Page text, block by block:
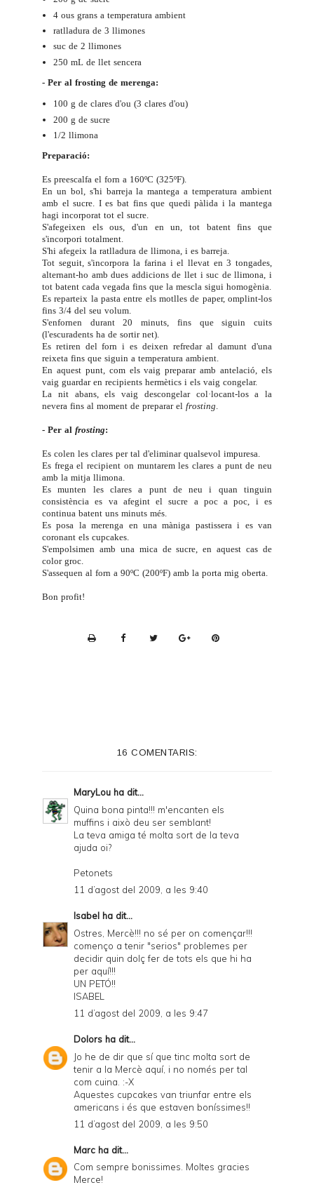
4 ous grans a temperatura ambient
ratlladura de 3 llimones
suc de 2 llimones
250 mL de llet sencera
- Per al frosting de merenga:
100 g de clares d'ou (3 clares d'ou)
200 g de sucre
1/2 llimona
Preparació:
Es preescalfa el forn a 160ºC (325ºF).
En un bol, s'hi barreja la mantega a temperatura ambient
amb el sucre. I es bat fins que quedi pàlida i la mantega
hagi incorporat tot el sucre.
S'afegeixen els ous, d'un en un, tot batent fins que
s'incorpori totalment.
S'hi afegeix la ratlladura de llimona, i es barreja.
Tot seguit, s'incorpora la farina i el llevat en 3 tongades,
alternant-ho amb dues addicions de llet i suc de llimona, i
tot batent cada vegada fins que la mescla sigui homogènia.
Es reparteix la pasta entre els motlles de paper, omplint-los
fins 3/4 del seu volum.
S'enfornen durant 20 minuts, fins que siguin cuits
(l'escuradents ha de sortir net).
Es retiren del forn i es deixen refredar al damunt d'una
reixeta fins que siguin a temperatura ambient.
En aquest punt, com els vaig preparar amb antelació, els
vaig guardar en recipients hermètics i els vaig congelar.
La nit abans, els vaig descongelar col·locant-los a la
nevera fins al moment de preparar el frosting.
- Per al frosting:
Es colen les clares per tal d'eliminar qualsevol impuresa.
Es frega el recipient on muntarem les clares a punt de neu
amb la mitja llimona.
Es munten les clares a punt de neu i quan tinguin
consistència es va afegint el sucre a poc a poc, i es
continua batent uns minuts més.
Es posa la merenga en una màniga pastissera i es van
coronant els cupcakes.
S'empolsimen amb una mica de sucre, en aquest cas de
color groc.
S'assequen al forn a 90ºC (200ºF) amb la porta mig oberta.
Bon profit!
e
d
y
a
n
P
D
F
16 COMENTARIS:
MaryLou ha dit...
Quina bona pinta!!! m'encanten els
muffins i això deu ser semblant!
La teva amiga té molta sort de la teva
ajuda oi?
Petonets
11 d’agost del 2009, a les 9:40
Isabel ha dit...
Ostres, Mercè!!! no sé per on començar!!!
començo a tenir "serios" problemes per
decidir quin dolç fer de tots els que hi ha
per aquí!!!
UN PETÓ!!
ISABEL
11 d’agost del 2009, a les 9:47
Dolors ha dit...
Jo he de dir que sí que tinc molta sort de
tenir a la Mercè aquí, i no només per tal
com cuina. :-X
Aquestes cupcakes van triunfar entre els
americans i és que estaven boníssimes!!
11 d’agost del 2009, a les 9:50
Marc ha dit...
Com sempre bonissimes. Moltes gracies
Merce!